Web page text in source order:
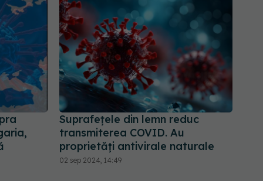
Suprafețele din lemn reduc
transmiterea COVID. Au
proprietăți antivirale naturale
02 sep 2024, 14:49